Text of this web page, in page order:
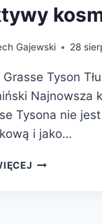
Gajewski 28
Tyson
Najnowsza
Tysona nie
i jako…
GWIEZDNY